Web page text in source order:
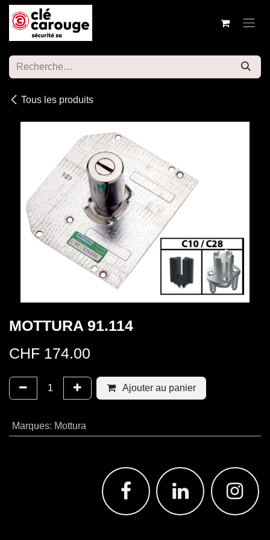
Se rendre au contenu
Tous les produits
MOTTURA 91.114
CHF 174.00
Ajouter au panier
Marques: Mottura